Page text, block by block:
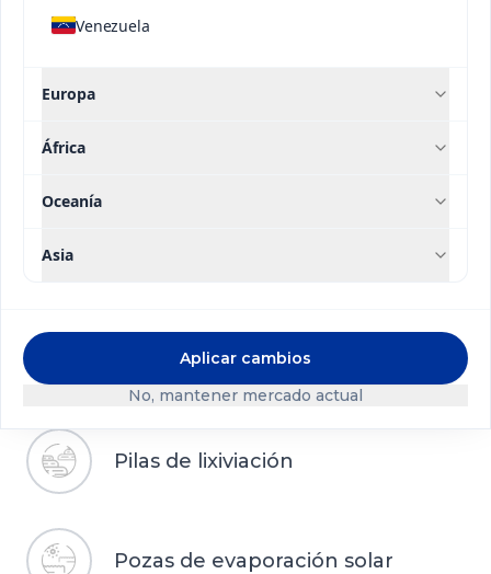
Venezuela
Europa
África
Oceanía
Asia
No, mantener mercado actual
Aplicar cambios
Extracción del caliche
que inicia con el escarpe, donde se remueve el
arranque se realiza mediante perforación y
condiciones operacionales. Finalmente, el
construcción de pilas.
Pilas de lixiviación
Pozas de evaporación solar